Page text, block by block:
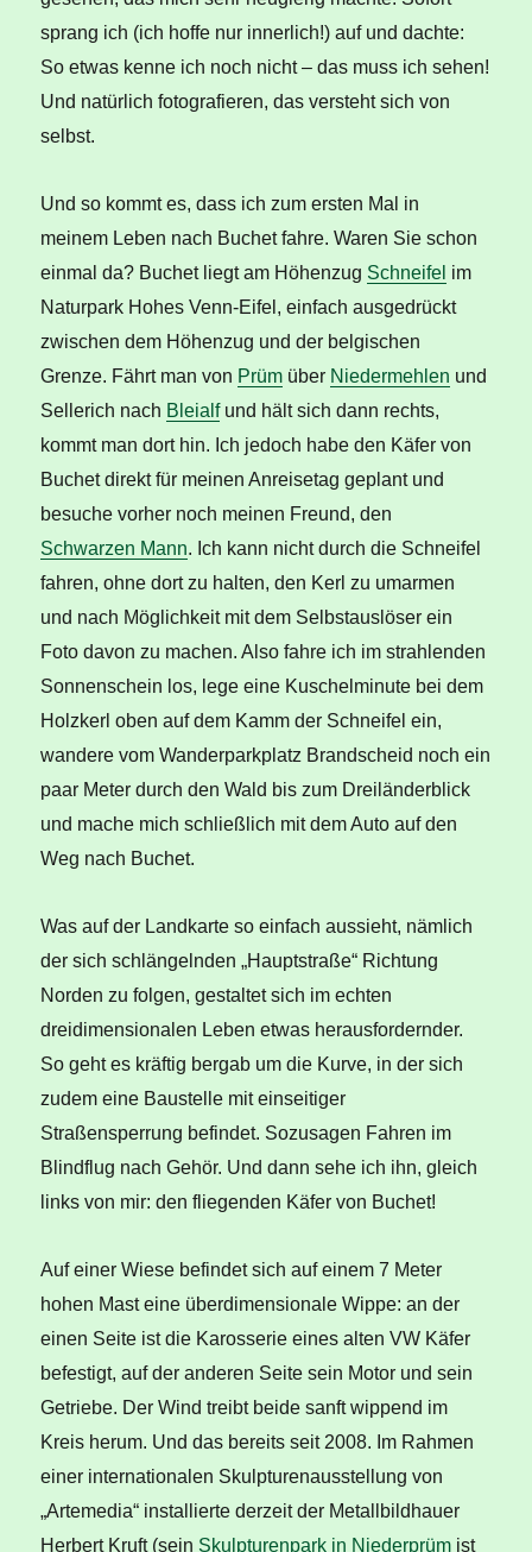
sprang ich (ich hoffe nur innerlich!) auf und dachte:
So etwas kenne ich noch nicht – das muss ich sehen!
Und natürlich fotografieren, das versteht sich von
selbst.
Und so kommt es, dass ich zum ersten Mal in
meinem Leben nach Buchet fahre. Waren Sie schon
einmal da? Buchet liegt am Höhenzug Schneifel im
Naturpark Hohes Venn-Eifel, einfach ausgedrückt
zwischen dem Höhenzug und der belgischen
Grenze. Fährt man von Prüm über Niedermehlen und
Sellerich nach Bleialfund hält sich dann rechts,
kommt man dort hin. Ich jedoch habe den Käfer von
Buchet direkt für meinen Anreisetag geplant und
besuche vorher noch meinen Freund, den
Schwarzen Mann. Ich kann nicht durch die Schneifel
fahren, ohne dort zu halten, den Kerl zu umarmen
und nach Möglichkeit mit dem Selbstauslöser ein
Foto davon zu machen. Also fahre ich im strahlenden
Sonnenschein los, lege eine Kuschelminute bei dem
Holzkerl oben auf dem Kamm der Schneifel ein,
wandere vom Wanderparkplatz Brandscheid noch ein
paar Meter durch den Wald bis zum Dreiländerblick
und mache mich schließlich mit dem Auto auf den
Weg nach Buchet.
Was auf der Landkarte so einfach aussieht, nämlich
der sich schlängelnden „Hauptstraße“ Richtung
Norden zu folgen, gestaltet sich im echten
dreidimensionalen Leben etwas herausfordernder.
So geht es kräftig bergab um die Kurve, in der sich
zudem eine Baustelle mit einseitiger
Straßensperrung befindet. Sozusagen Fahren im
Blindflug nach Gehör. Und dann sehe ich ihn, gleich
links von mir: den fliegenden Käfer von Buchet!
Auf einer Wiese befindet sich auf einem 7 Meter
hohen Mast eine überdimensionale Wippe: an der
einen Seite ist die Karosserie eines alten VW Käfer
befestigt, auf der anderen Seite sein Motor und sein
Getriebe. Der Wind treibt beide sanft wippend im
Kreis herum. Und das bereits seit 2008. Im Rahmen
einer internationalen Skulpturenausstellung von
„Artemedia“ installierte derzeit der Metallbildhauer
Herbert Kruft (sein Skulpturenpark in Niederprüm ist